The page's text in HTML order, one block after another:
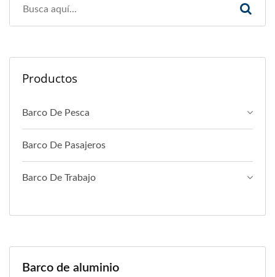
Productos
Barco De Pesca
Barco De Pasajeros
Barco De Trabajo
Barco de aluminio